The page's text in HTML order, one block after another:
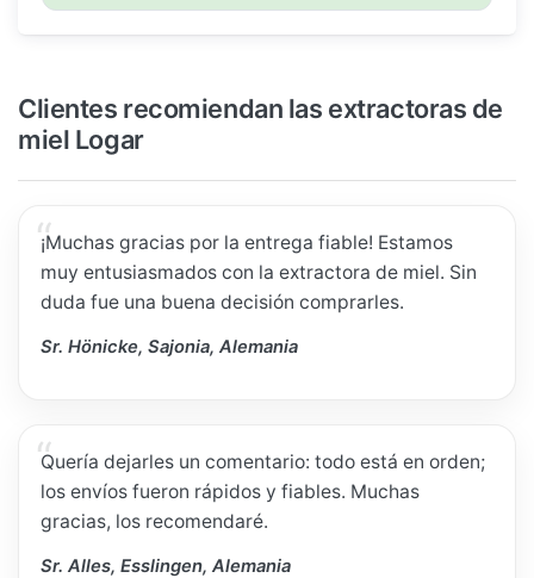
Clientes recomiendan las extractoras de
miel Logar
¡Muchas gracias por la entrega fiable! Estamos
muy entusiasmados con la extractora de miel. Sin
duda fue una buena decisión comprarles.
Sr. Hönicke, Sajonia, Alemania
Quería dejarles un comentario: todo está en orden;
los envíos fueron rápidos y fiables. Muchas
gracias, los recomendaré.
Sr. Alles, Esslingen, Alemania